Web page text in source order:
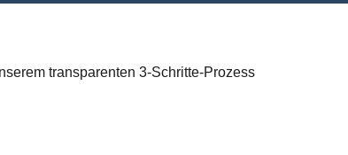
transparenten 3-Schritte-Prozess